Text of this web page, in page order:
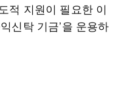
적 지원이 필요한 이
신탁 기금’을 운용하